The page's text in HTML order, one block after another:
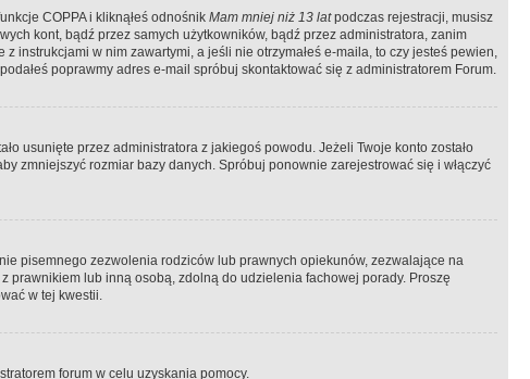
COPPA i kliknąłeś odnośnik Mam mniej niż 13 latpodczas rejestracji, musisz
kont, bądź przez samych użytkowników, bądź przez administratora, zanim
instrukcjami w nim zawartymi, a jeśli nie otrzymałeś e-maila, to czy jesteś pewien,
poprawmy adres e-mail spróbuj skontaktować się z administratorem Forum.
usunięte przez administratora z jakiegoś powodu. Jeżeli Twoje konto zostało
zmniejszyć rozmiar bazy danych. Spróbuj ponownie zarejestrować się i włączyć
pisemnego zezwolenia rodziców lub prawnych opiekunów, zezwalające na
prawnikiem lub inną osobą, zdolną do udzielenia fachowej porady. Proszę
w tej kwestii.
forum w celu uzyskania pomocy.